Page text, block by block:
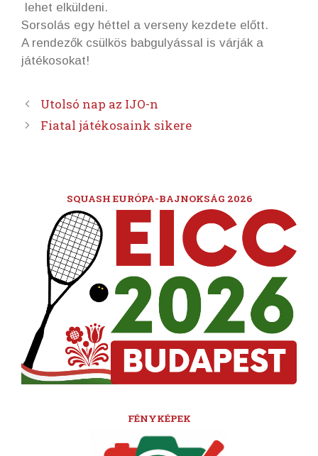
lehet elküldeni.
Sorsolás egy héttel a verseny kezdete előtt.
A rendezők csülkös babgulyással is várják a
játékosokat!
Utolsó nap az IJO-n
Fiatal játékosaink sikere
SQUASH EURÓPA-BAJNOKSÁG 2026
FÉNYKÉPEK